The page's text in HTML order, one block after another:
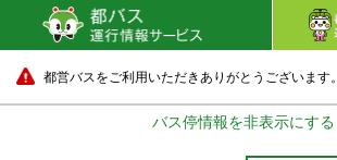
都営バスをご利用いただきありがとうございます。
バス停情報を非表示にする